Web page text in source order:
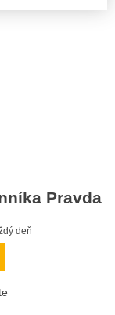
Pravda
deň